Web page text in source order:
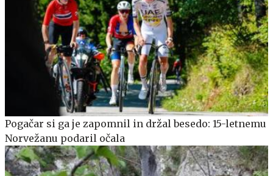
Pogačar si ga je zapomnil in držal besedo: 15-letnemu
Norvežanu podaril očala